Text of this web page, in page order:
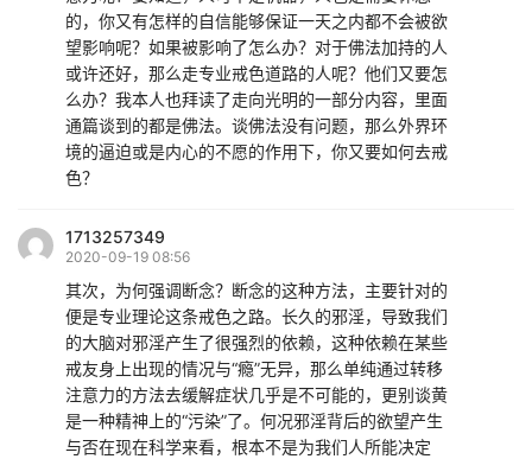
的，你又有怎样的自信能够保证一天之内都不会被欲
望影响呢？如果被影响了怎么办？对于佛法加持的人
或许还好，那么走专业戒色道路的人呢？他们又要怎
么办？我本人也拜读了走向光明的一部分内容，里面
通篇谈到的都是佛法。谈佛法没有问题，那么外界环
境的逼迫或是内心的不愿的作用下，你又要如何去戒
色？
1713257349
2020-09-19 08:56
其次，为何强调断念？断念的这种方法，主要针对的
便是专业理论这条戒色之路。长久的邪淫，导致我们
的大脑对邪淫产生了很强烈的依赖，这种依赖在某些
戒友身上出现的情况与“瘾”无异，那么单纯通过转移
注意力的方法去缓解症状几乎是不可能的，更别谈黄
是一种精神上的“污染”了。何况邪淫背后的欲望产生
与否在现在科学来看，根本不是为我们人所能决定